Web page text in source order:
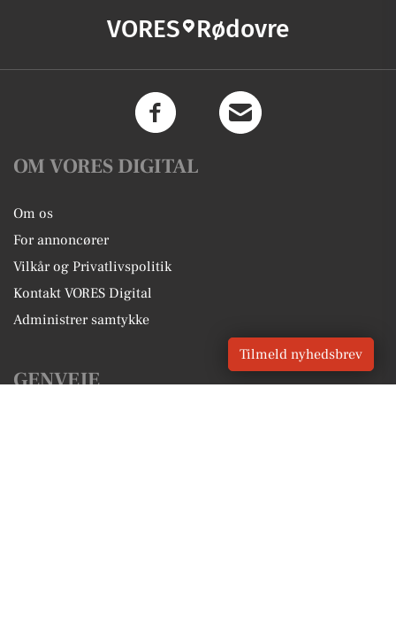
VORES Rødovre
OM VORES DIGITAL
Om os
For annoncører
Vilkår og Privatlivspolitik
Kontakt VORES Digital
Administrer samtykke
GENVEJE
Tilmeld nyhedsbrev